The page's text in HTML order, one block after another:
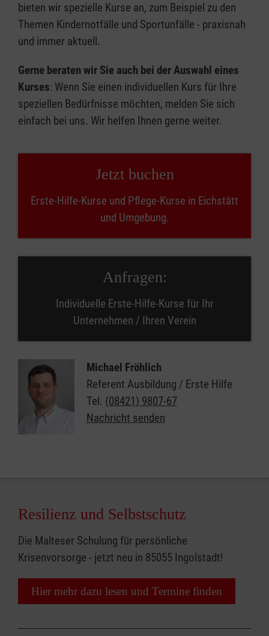
bieten wir spezielle Kurse an, zum Beispiel zu den
Themen Kindernotfälle und Sportunfälle - praxisnah
und immer aktuell.
Gerne beraten wir Sie auch bei der Auswahl eines
Kurses: Wenn Sie einen individuellen Kurs für Ihre
speziellen Bedürfnisse möchten, melden Sie sich
einfach bei uns. Wir helfen Ihnen gerne weiter.
Jetzt buchen
Erste-Hilfe-Kurse und Pflege-Kurse in Eichstätt
und Umgebung.
Anfragen:
Individuelle Erste-Hilfe-Kurse für Ihr
Unternehmen / Ihren Verein
Michael Fröhlich
Referent Ausbildung / Erste Hilfe
Tel. (08421) 9807-67
Nachricht senden
Resilienz und Selbstschutz
Die Malteser Schulung für persönliche
Krisenvorsorge - jetzt neu in 85055 Ingolstadt!
Hier mehr dazu lesen und Termine finden